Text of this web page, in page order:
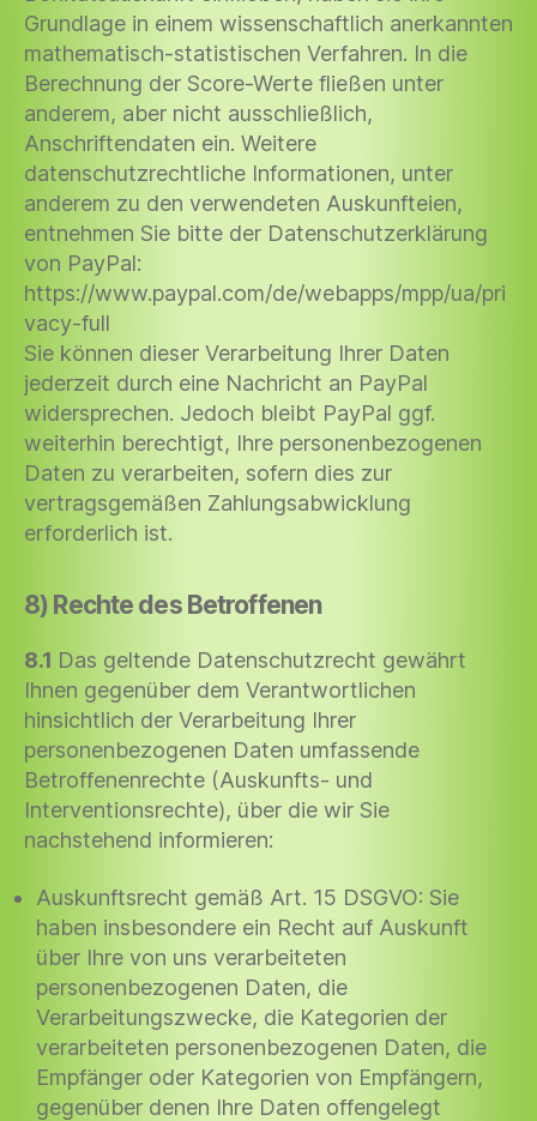
Grundlage in einem wissenschaftlich anerkannten
mathematisch-statistischen Verfahren. In die
Berechnung der Score-Werte fließen unter
anderem, aber nicht ausschließlich,
Anschriftendaten ein. Weitere
datenschutzrechtliche Informationen, unter
anderem zu den verwendeten Auskunfteien,
entnehmen Sie bitte der Datenschutzerklärung
von PayPal:
https://www.paypal.com/de/webapps/mpp/ua/pri
vacy-full
Sie können dieser Verarbeitung Ihrer Daten
jederzeit durch eine Nachricht an PayPal
widersprechen. Jedoch bleibt PayPal ggf.
weiterhin berechtigt, Ihre personenbezogenen
Daten zu verarbeiten, sofern dies zur
vertragsgemäßen Zahlungsabwicklung
erforderlich ist.
8) Rechte des Betroffenen
8.1 Das geltende Datenschutzrecht gewährt
Ihnen gegenüber dem Verantwortlichen
hinsichtlich der Verarbeitung Ihrer
personenbezogenen Daten umfassende
Betroffenenrechte (Auskunfts- und
Interventionsrechte), über die wir Sie
nachstehend informieren:
Auskunftsrecht gemäß Art. 15 DSGVO: Sie
haben insbesondere ein Recht auf Auskunft
über Ihre von uns verarbeiteten
personenbezogenen Daten, die
Verarbeitungszwecke, die Kategorien der
verarbeiteten personenbezogenen Daten, die
Empfänger oder Kategorien von Empfängern,
gegenüber denen Ihre Daten offengelegt